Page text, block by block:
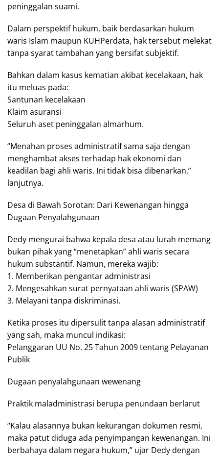
peninggalan suami.
Dalam perspektif hukum, baik berdasarkan hukum
waris Islam maupun KUHPerdata, hak tersebut melekat
tanpa syarat tambahan yang bersifat subjektif.
Bahkan dalam kasus kematian akibat kecelakaan, hak
itu meluas pada:
Santunan kecelakaan
Klaim asuransi
Seluruh aset peninggalan almarhum.
“Menahan proses administratif sama saja dengan
menghambat akses terhadap hak ekonomi dan
keadilan bagi ahli waris. Ini tidak bisa dibenarkan,”
lanjutnya.
Desa di Bawah Sorotan: Dari Kewenangan hingga
Dugaan Penyalahgunaan
Dedy mengurai bahwa kepala desa atau lurah memang
bukan pihak yang “menetapkan” ahli waris secara
hukum substantif. Namun, mereka wajib:
1. Memberikan pengantar administrasi
2. Mengesahkan surat pernyataan ahli waris (SPAW)
3. Melayani tanpa diskriminasi.
Ketika proses itu dipersulit tanpa alasan administratif
yang sah, maka muncul indikasi:
Pelanggaran UU No. 25 Tahun 2009 tentang Pelayanan
Publik
Dugaan penyalahgunaan wewenang
Praktik maladministrasi berupa penundaan berlarut
“Kalau alasannya bukan kekurangan dokumen resmi,
maka patut diduga ada penyimpangan kewenangan. Ini
berbahaya dalam negara hukum,” ujar Dedy dengan